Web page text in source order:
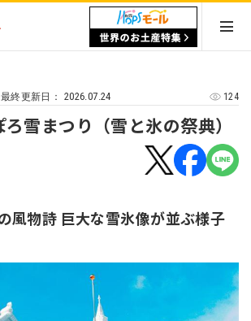
最終更新日： 2026.07.24 124
雪まつり（雪と氷の祭典）
風物詩 巨大な雪氷像が並ぶ様子